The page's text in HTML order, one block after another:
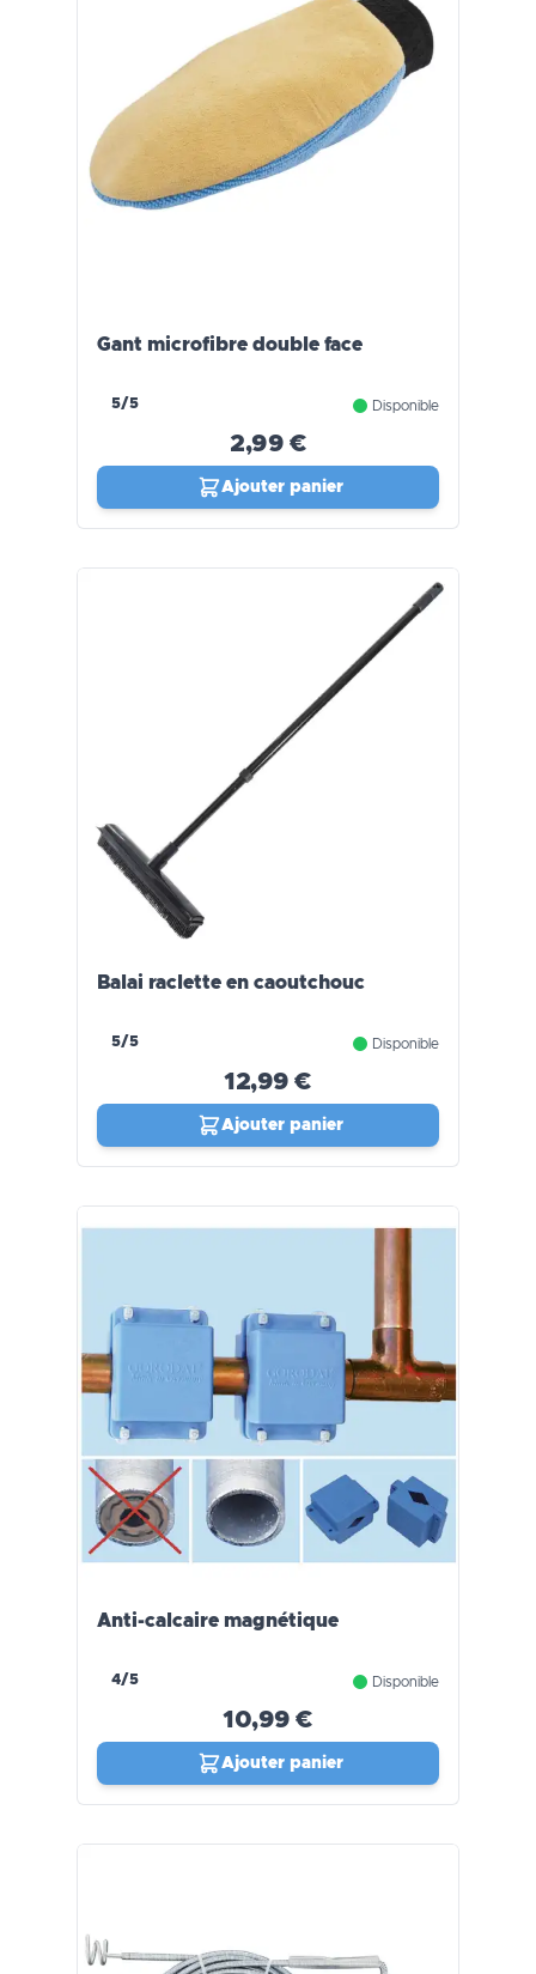
Gant microfibre double face
5/5 Disponible
2,99 €
Ajouter panier
Balai raclette en caoutchouc
5/5 Disponible
12,99 €
Ajouter panier
Anti-calcaire magnétique
4/5 Disponible
10,99 €
Ajouter panier